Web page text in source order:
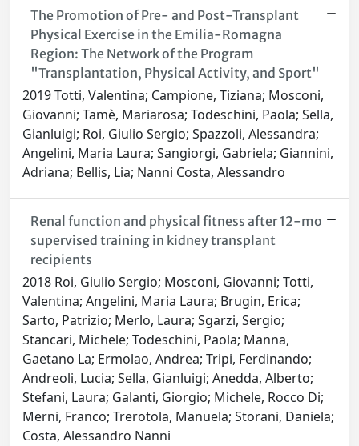
The Promotion of Pre- and Post-Transplant
Physical Exercise in the Emilia-Romagna
Region: The Network of the Program
"Transplantation, Physical Activity, and Sport"
2019 Totti, Valentina; Campione, Tiziana; Mosconi,
Giovanni; Tamè, Mariarosa; Todeschini, Paola; Sella,
Gianluigi; Roi, Giulio Sergio; Spazzoli, Alessandra;
Angelini, Maria Laura; Sangiorgi, Gabriela; Giannini,
Adriana; Bellis, Lia; Nanni Costa, Alessandro
Renal function and physical fitness after 12-mo
supervised training in kidney transplant
recipients
2018 Roi, Giulio Sergio; Mosconi, Giovanni; Totti,
Valentina; Angelini, Maria Laura; Brugin, Erica;
Sarto, Patrizio; Merlo, Laura; Sgarzi, Sergio;
Stancari, Michele; Todeschini, Paola; Manna,
Gaetano La; Ermolao, Andrea; Tripi, Ferdinando;
Andreoli, Lucia; Sella, Gianluigi; Anedda, Alberto;
Stefani, Laura; Galanti, Giorgio; Michele, Rocco Di;
Merni, Franco; Trerotola, Manuela; Storani, Daniela;
Costa, Alessandro Nanni